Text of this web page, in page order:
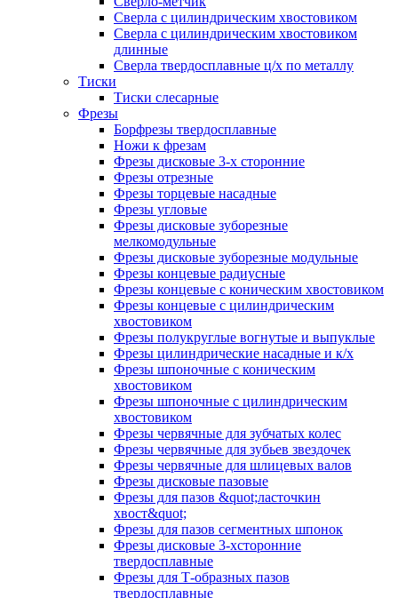
Сверла с цилиндрическим хвостовиком
Сверла с цилиндрическим хвостовиком
длинные
Сверла твердосплавные ц/х по металлу
Тиски
Тиски слесарные
Фрезы
Борфрезы твердосплавные
Ножи к фрезам
Фрезы дисковые 3-х сторонние
Фрезы отрезные
Фрезы торцевые насадные
Фрезы угловые
Фрезы дисковые зуборезные
мелкомодульные
Фрезы дисковые зуборезные модульные
Фрезы концевые радиусные
Фрезы концевые с коническим хвостовиком
Фрезы концевые с цилиндрическим
хвостовиком
Фрезы полукруглые вогнутые и выпуклые
Фрезы цилиндрические насадные и к/х
Фрезы шпоночные с коническим
хвостовиком
Фрезы шпоночные с цилиндрическим
хвостовиком
Фрезы червячные для зубчатых колес
Фрезы червячные для зубьев звездочек
Фрезы червячные для шлицевых валов
Фрезы дисковые пазовые
Фрезы для пазов &quot;ласточкин
хвост&quot;
Фрезы для пазов сегментных шпонок
Фрезы дисковые 3-хсторонние
твердосплавные
Фрезы для Т-образных пазов
твердосплавные